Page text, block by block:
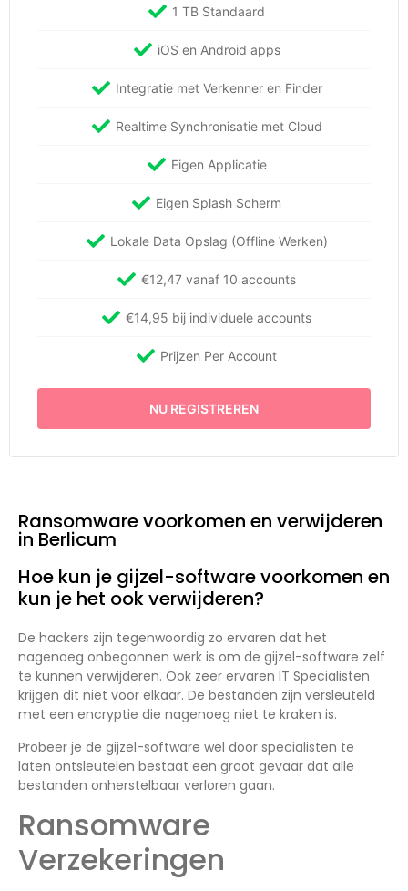
1 TB Standaard
iOS en Android apps
Integratie met Verkenner en Finder
Realtime Synchronisatie met Cloud
Eigen Applicatie
Eigen Splash Scherm
Lokale Data Opslag (Offline Werken)
€12,47 vanaf 10 accounts
€14,95 bij individuele accounts
Prijzen Per Account
NU REGISTREREN
Ransomware voorkomen en verwijderen
in Berlicum
Hoe kun je gijzel-software voorkomen en
kun je het ook verwijderen?
De hackers zijn tegenwoordig zo ervaren dat het
nagenoeg onbegonnen werk is om de gijzel-software zelf
te kunnen verwijderen. Ook zeer ervaren IT Specialisten
krijgen dit niet voor elkaar. De bestanden zijn versleuteld
met een encryptie die nagenoeg niet te kraken is.
Probeer je de gijzel-software wel door specialisten te
laten ontsleutelen bestaat een groot gevaar dat alle
bestanden onherstelbaar verloren gaan.
Ransomware
Verzekeringen